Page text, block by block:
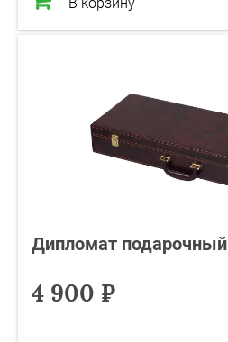
Дипломат подарочный
4 900 ₽